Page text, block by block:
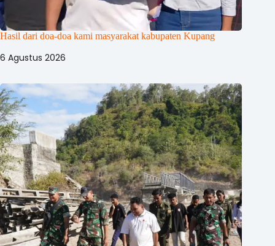
Hasil dari doa-doa kami masyarakat kabupaten Kupang
6 Agustus 2026